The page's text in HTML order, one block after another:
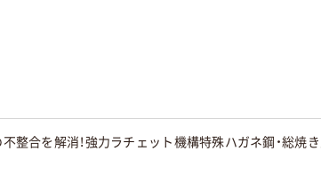
整合を解消！強力ラチェット機構特殊ハガネ鋼・総焼